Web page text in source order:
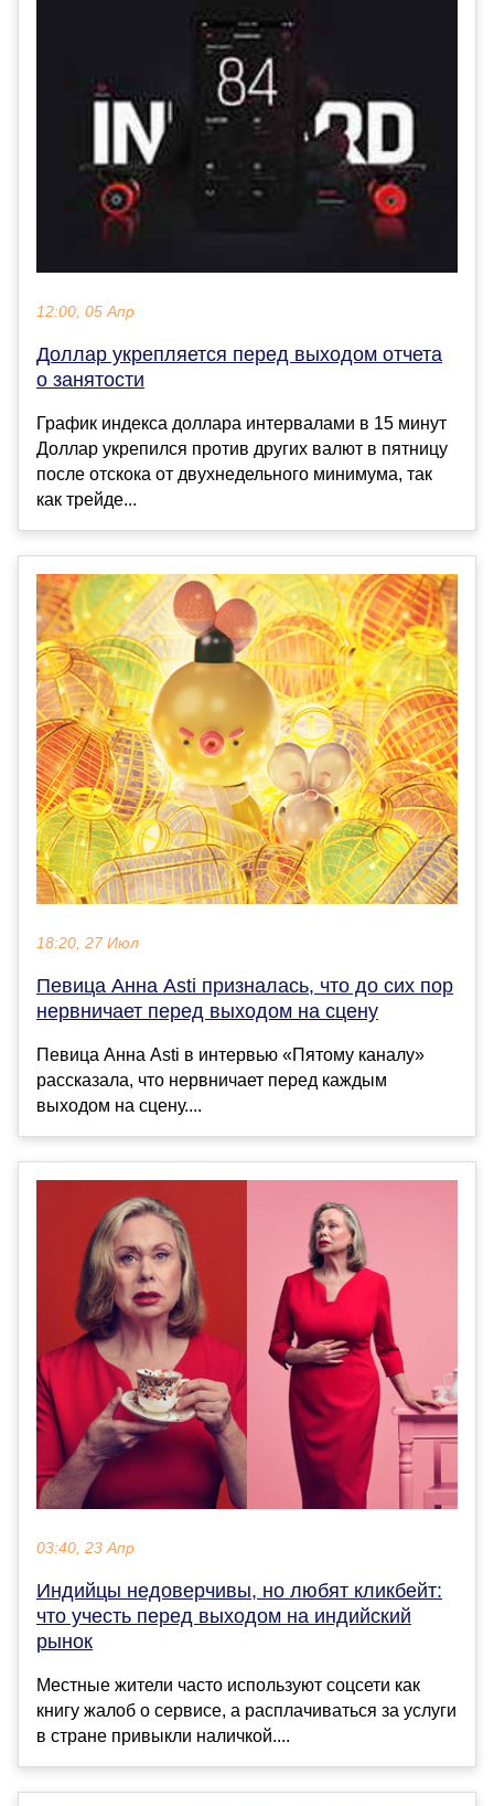
12:00, 05 Апр
Доллар укрепляется перед выходом отчета
о занятости
График индекса доллара интервалами в 15 минут
Доллар укрепился против других валют в пятницу
после отскока от двухнедельного минимума, так
как трейде...
18:20, 27 Июл
Певица Анна Asti призналась, что до сих пор
нервничает перед выходом на сцену
Певица Анна Asti в интервью «Пятому каналу»
рассказала, что нервничает перед каждым
выходом на сцену....
03:40, 23 Апр
Индийцы недоверчивы, но любят кликбейт:
что учесть перед выходом на индийский
рынок
Местные жители часто используют соцсети как
книгу жалоб о сервисе, а расплачиваться за услуги
в стране привыкли наличкой....